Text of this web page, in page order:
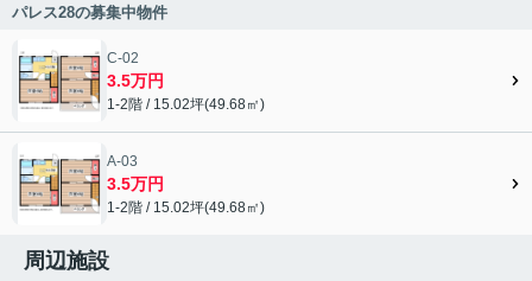
パレス28の募集中物件
C-02
3.5万円
1-2階 / 15.02坪(49.68㎡)
A-03
3.5万円
1-2階 / 15.02坪(49.68㎡)
周辺施設